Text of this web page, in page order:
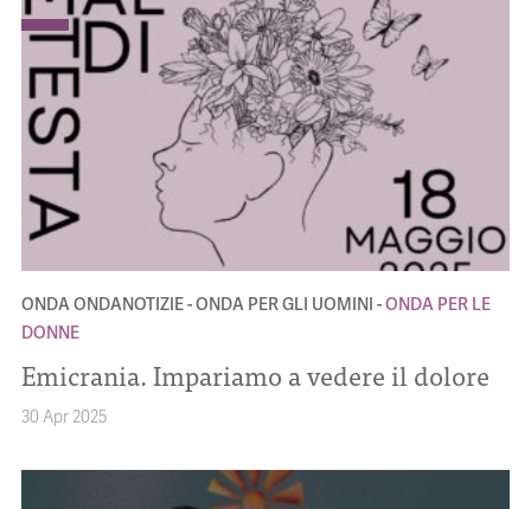
ONDA ONDANOTIZIE ONDA PER GLI UOMINI
ONDA PER LE
DONNE
Emicrania. Impariamo a vedere il dolore
30 Apr 2025